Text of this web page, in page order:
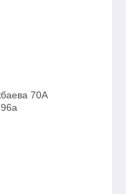
70А